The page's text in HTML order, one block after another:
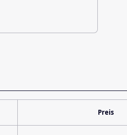
Preis